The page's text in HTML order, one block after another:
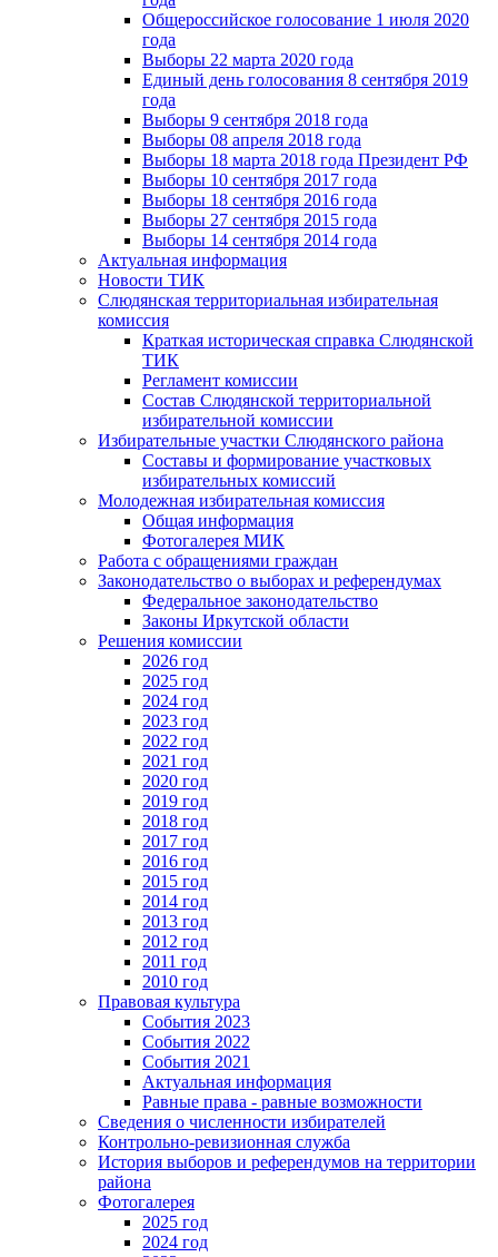
Общероссийское голосование 1 июля 2020
года
Выборы 22 марта 2020 года
Единый день голосования 8 сентября 2019
года
Выборы 9 сентября 2018 года
Выборы 08 апреля 2018 года
Выборы 18 марта 2018 года Президент РФ
Выборы 10 сентября 2017 года
Выборы 18 сентября 2016 года
Выборы 27 сентября 2015 года
Выборы 14 сентября 2014 года
Актуальная информация
Новости ТИК
Слюдянская территориальная избирательная
комиссия
Краткая историческая справка Слюдянской
ТИК
Регламент комиссии
Состав Слюдянской территориальной
избирательной комиссии
Избирательные участки Слюдянского района
Составы и формирование участковых
избирательных комиссий
Молодежная избирательная комиссия
Общая информация
Фотогалерея МИК
Работа с обращениями граждан
Законодательство о выборах и референдумах
Федеральное законодательство
Законы Иркутской области
Решения комиссии
2026 год
2025 год
2024 год
2023 год
2022 год
2021 год
2020 год
2019 год
2018 год
2017 год
2016 год
2015 год
2014 год
2013 год
2012 год
2011 год
2010 год
Правовая культура
События 2023
События 2022
События 2021
Актуальная информация
Равные права - равные возможности
Сведения о численности избирателей
Контрольно-ревизионная служба
История выборов и референдумов на территории
района
Фотогалерея
2025 год
2024 год